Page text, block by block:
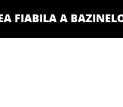
FIABILA A